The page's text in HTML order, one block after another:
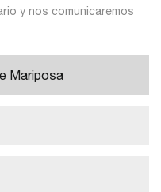
y nos comunicaremos